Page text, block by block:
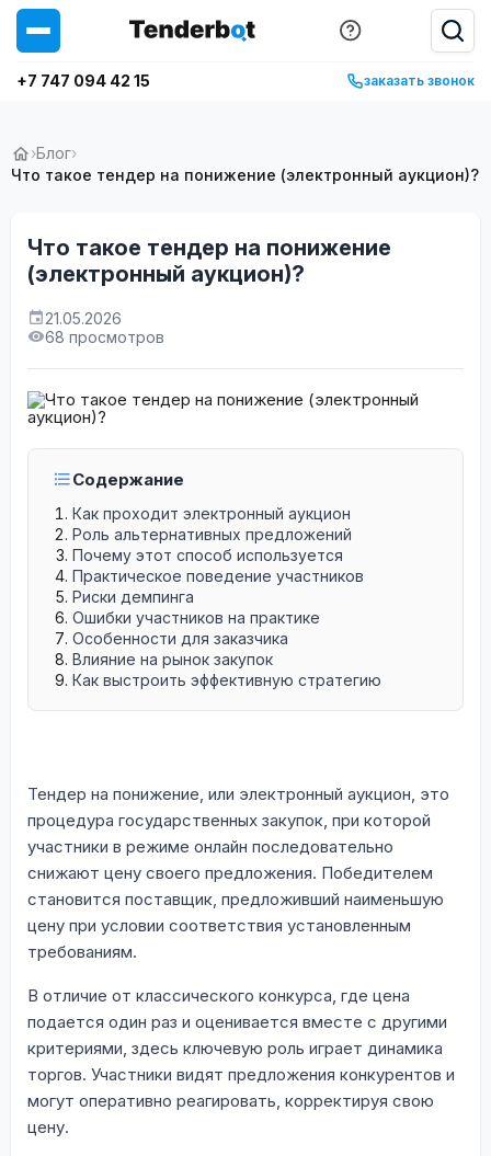
+7 747 094 42 15 заказать звонок
›Блог›
Что такое тендер на понижение (электронный аукцион)?
Что такое тендер на понижение
(электронный аукцион)?
21.05.2026
68 просмотров
Содержание
Как проходит электронный аукцион
Роль альтернативных предложений
Почему этот способ используется
Практическое поведение участников
Риски демпинга
Ошибки участников на практике
Особенности для заказчика
Влияние на рынок закупок
Как выстроить эффективную стратегию
Тендер на понижение, или электронный аукцион, это
процедура государственных закупок, при которой
участники в режиме онлайн последовательно
снижают цену своего предложения. Победителем
становится поставщик, предложивший наименьшую
цену при условии соответствия установленным
требованиям.
В отличие от классического конкурса, где цена
подается один раз и оценивается вместе с другими
критериями, здесь ключевую роль играет динамика
торгов. Участники видят предложения конкурентов и
могут оперативно реагировать, корректируя свою
цену.